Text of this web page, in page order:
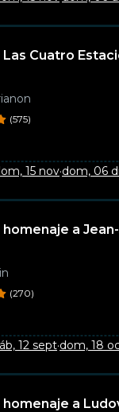
Cuatro
(575)
15 nov·dom, 06
a
(270)
12 sept·dom, 18
a